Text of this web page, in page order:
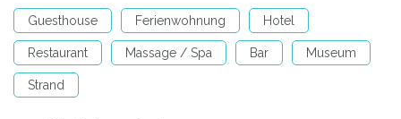
Guesthouse Ferienwohnung Hotel
Restaurant Massage / Spa Bar Museum
Strand